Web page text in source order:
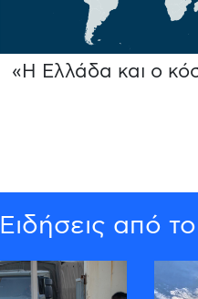
«Η Ελλάδα και ο
Ειδήσεις από